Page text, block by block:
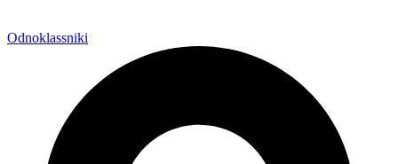
Odnoklassniki